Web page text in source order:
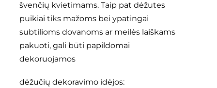
švenčių kvietimams. Taip pat dėžutes
puikiai tiks mažoms bei ypatingai
subtilioms dovanoms ar meilės laiškams
pakuoti, gali būti papildomai
dekoruojamos
dėžučių dekoravimo idėjos: